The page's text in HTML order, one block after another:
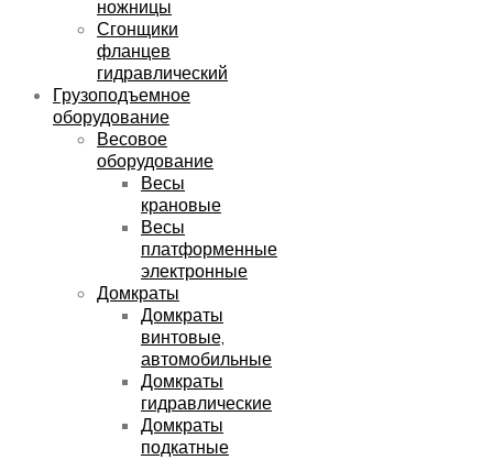
ножницы
Сгонщики
фланцев
гидравлический
Грузоподъемное
оборудование
Весовое
оборудование
Весы
крановые
Весы
платформенные
электронные
Домкраты
Домкраты
винтовые,
автомобильные
Домкраты
гидравлические
Домкраты
подкатные